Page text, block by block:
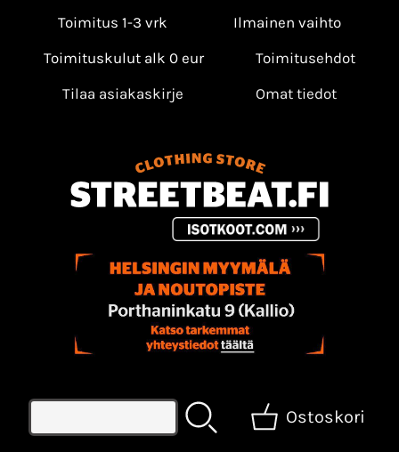
Toimitus 1-3 vrk
Ilmainen vaihto
Toimituskulut alk 0 eur
Toimitusehdot
Tilaa asiakaskirje
Omat tiedot
Ostoskori